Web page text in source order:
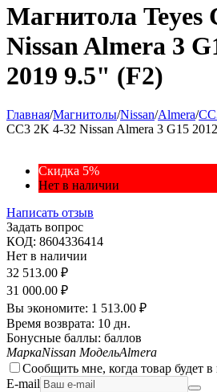
Магнитола Teyes
Nissan Almera 3
2019 9.5" (F2)
Главная/Магнитолы/Nissan/Almera/
CC3 2K 4-32 Nissan Almera 3 G15
Скидка 5%
Нет в наличии
Написать отзыв
Задать вопрос
КОД: 8604336414
Нет в наличии
32 513.00 ₽
31 000.00 ₽
Вы экономите: 1 513.00 ₽
Время возврата: 10 дн.
Бонусные баллы: баллов
МаркаNissan МодельAlmera
Сообщить мне, когда товар будет
E-mail